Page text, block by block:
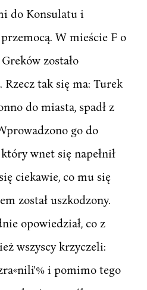
do Konsulatu i
W mieście F o
zostało
tak się ma: Turek
do miasta, spadł z
go do
wnet się napełnił
ciekawie, co mu się
został uszkodzony.
opowiedział, co z
wszyscy krzyczeli:
i pomimo tego